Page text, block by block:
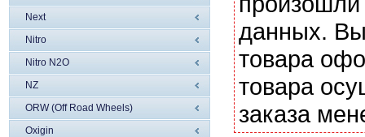
Next
Nitro
Nitro N2O
NZ
ORW (Off Road Wheels)
Oxigin
данных. Вы
товара
товара
заказа